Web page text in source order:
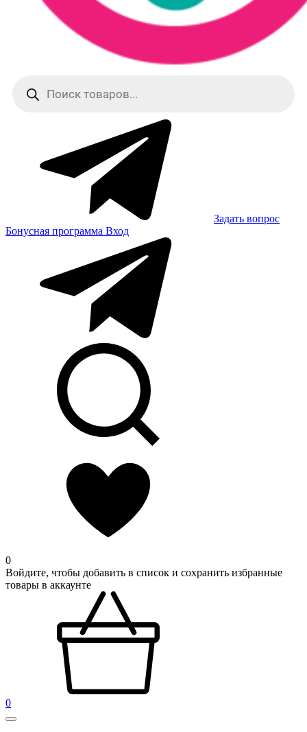
товаров
Задать вопрос
Бонусная программа Вход
0
Войдите, чтобы добавить в список и сохранить избранные
товары в аккаунте
0